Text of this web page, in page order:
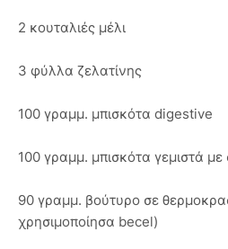
2 κουταλιές μέλι
3 φύλλα ζελατίνης
100 γραμμ. μπισκότα digestive
100 γραμμ. μπισκότα γεμιστά
90 γραμμ. βούτυρο σε
χρησιμοποίησα becel)